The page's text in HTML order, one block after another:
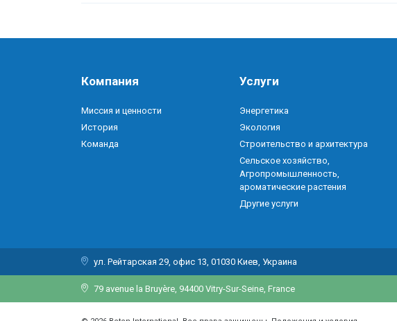
Компания
Миссия и ценности
История
Команда
Услуги
Энергетика
Экология
Строительство и архитектура
Сельское хозяйство,
Агропромышленность,
ароматические растения
Другие услуги
ул. Рейтарская 29, офис 13, 01030 Киев, Украина
79 avenue la Bruyère, 94400 Vitry-Sur-Seine, France